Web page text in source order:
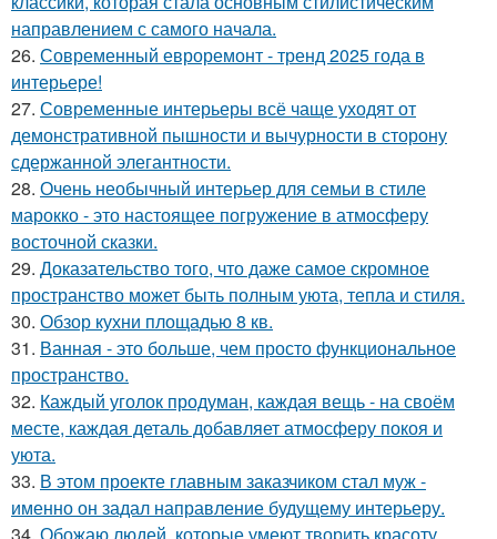
направлением с самого начала.
26. Современный евроремонт - тренд 2025 года в
интерьере!
27. Современные интерьеры всё чаще уходят от
демонстративной пышности и вычурности в сторону
сдержанной элегантности.
28. Очень необычный интерьер для семьи в стиле
марокко - это настоящее погружение в атмосферу
восточной сказки.
29. Доказательство того, что даже самое скромное
пространство может быть полным уюта, тепла и стиля.
30. Обзор кухни площадью 8 кв.
31. Ванная - это больше, чем просто функциональное
пространство.
32. Каждый уголок продуман, каждая вещь - на своём
месте, каждая деталь добавляет атмосферу покоя и
уюта.
33. В этом проекте главным заказчиком стал муж -
именно он задал направление будущему интерьеру.